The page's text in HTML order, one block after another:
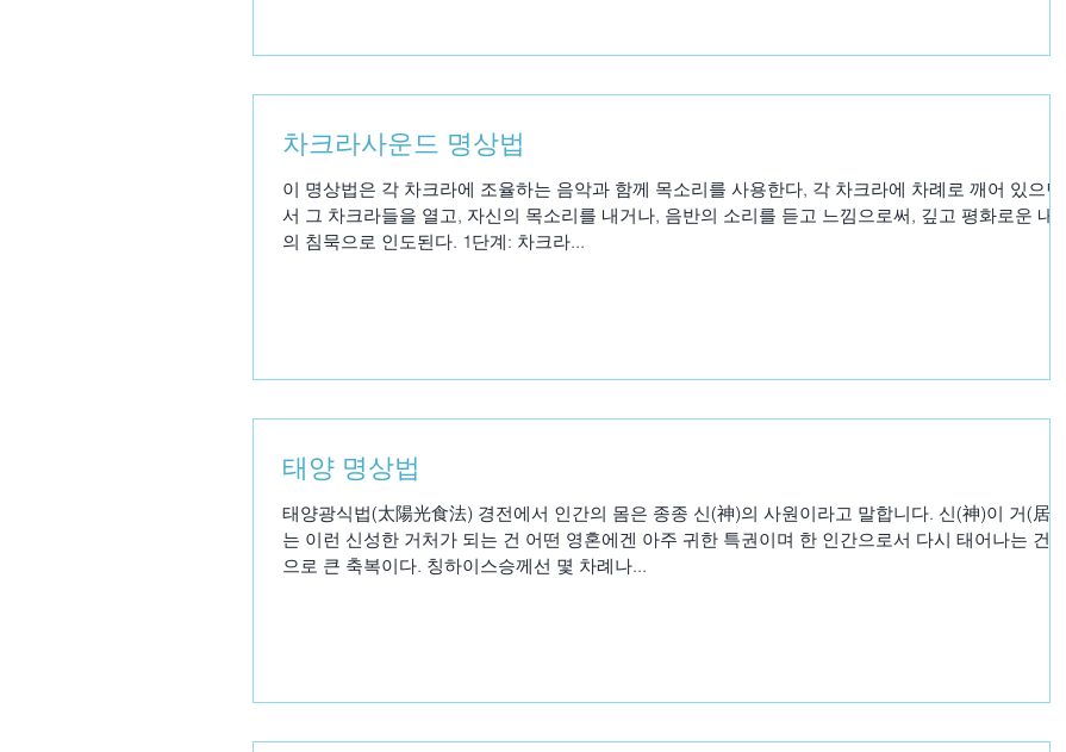
차크라사운드 명상법
이 명상법은 각 차크라에 조율하는 음악과 함께 목소리를 사용한다, 각 차크라에 차례로 깨어 있으면
서 그 차크라들을 열고, 자신의 목소리를 내거나, 음반의 소리를 듣고 느낌으로써, 깊고 평화로운 내면
의 침묵으로 인도된다. 1단계: 차크라...
태양 명상법
태양광식법(太陽光食法) 경전에서 인간의 몸은 종종 신(神)의 사원이라고 말합니다. 신(神)이 거(居)하
는 이런 신성한 거처가 되는 건 어떤 영혼에겐 아주 귀한 특권이며 한 인간으로서 다시 태어나는 건 참
으로 큰 축복이다. 칭하이스승께선 몇 차례나...